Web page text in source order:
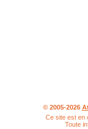
© 2005-2026
Ce site est en
Toute